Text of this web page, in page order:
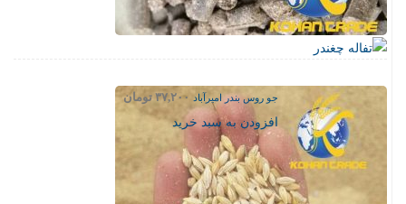
جو روس بندر امیرآباد ۳۷,۲۰۰ تومان
افزودن به سبد خرید